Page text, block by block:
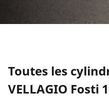
Toutes les
VELLAGIO Fosti